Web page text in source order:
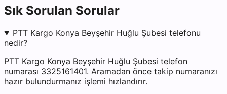
Sık Sorulan Sorular
PTT Kargo Konya Beyşehir Huğlu Şubesi telefonu
nedir?
PTT Kargo Konya Beyşehir Huğlu Şubesi telefon
numarası 3325161401. Aramadan önce takip numaranızı
hazır bulundurmanız işlemi hızlandırır.